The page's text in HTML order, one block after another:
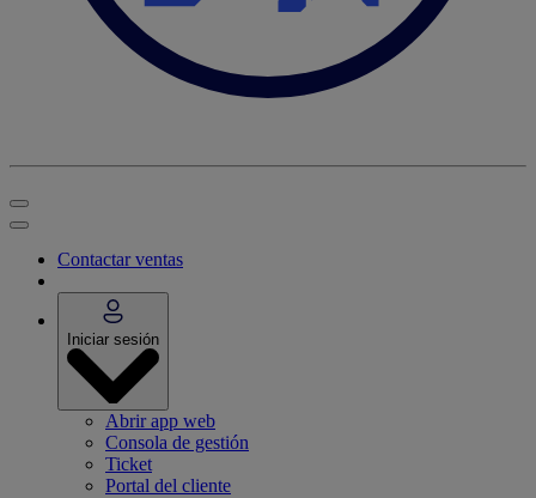
Contactar ventas
Iniciar sesión
Abrir app web
Consola de gestión
Ticket
Portal del cliente